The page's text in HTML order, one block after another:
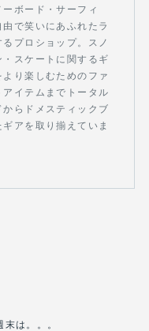
ボード・サーフィ
で笑いにあふれたラ
プロショップ。スノ
スケートに関するギ
り楽しむためのファ
イテムまでトータル
らドメスティックブ
アを取り揃えていま
は。。。